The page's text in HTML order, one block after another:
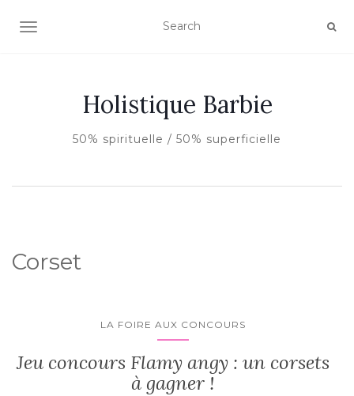
AFFICHER/MASQUER LA NAVIGATION
Holistique Barbie
50% spirituelle / 50% superficielle
Corset
LA FOIRE AUX CONCOURS
Jeu concours Flamy angy : un corsets
à gagner !